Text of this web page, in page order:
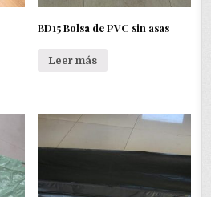
BD15 Bolsa de PVC sin asas
Leer más